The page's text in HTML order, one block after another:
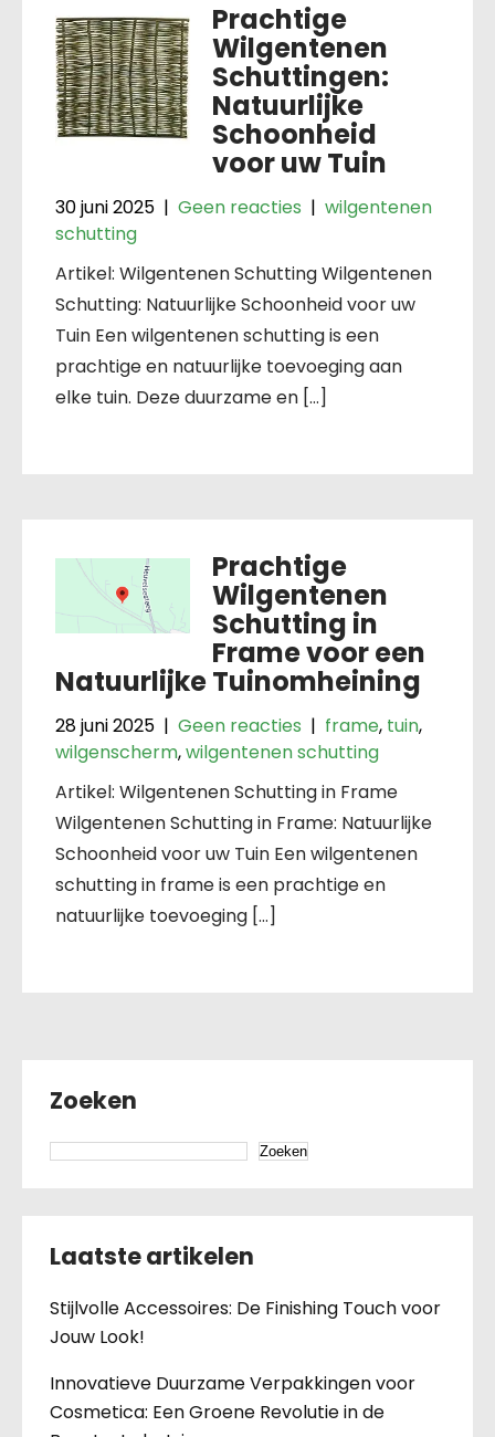
Prachtige
Wilgentenen
Schuttingen:
Natuurlijke
Schoonheid
voor uw Tuin
30 juni 2025 | Geen reacties | wilgentenen
schutting
Artikel: Wilgentenen Schutting Wilgentenen
Schutting: Natuurlijke Schoonheid voor uw
Tuin Een wilgentenen schutting is een
prachtige en natuurlijke toevoeging aan
elke tuin. Deze duurzame en […]
Prachtige
Wilgentenen
Schutting in
Frame voor een
Natuurlijke Tuinomheining
28 juni 2025 | Geen reacties | frame, tuin,
wilgenscherm,wilgentenen schutting
Artikel: Wilgentenen Schutting in Frame
Wilgentenen Schutting in Frame: Natuurlijke
Schoonheid voor uw Tuin Een wilgentenen
schutting in frame is een prachtige en
natuurlijke toevoeging […]
Zoeken
Zoeken
Laatste artikelen
Stijlvolle Accessoires: De Finishing Touch voor
Jouw Look!
Innovatieve Duurzame Verpakkingen voor
Cosmetica: Een Groene Revolutie in de